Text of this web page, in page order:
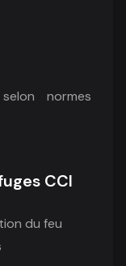
normes
CCI
du feu